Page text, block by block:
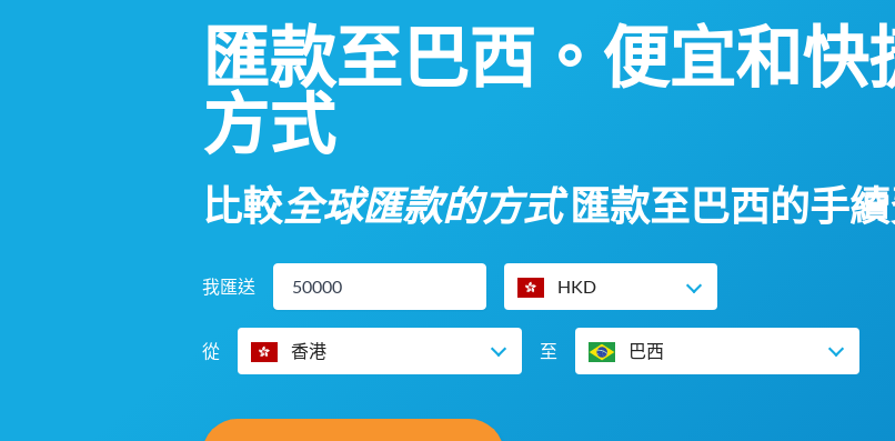
匯款至巴西。便宜和
方式
比較全球匯款的方式匯款至巴西的手
我匯送 HKD
從 香港 至 巴西